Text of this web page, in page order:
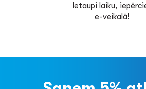
Ietaupi laiku,
e-veikalā!